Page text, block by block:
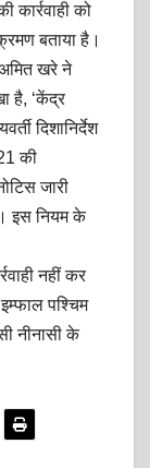
कार्रवाही को
बताया है।
खरे ने
है, ‘केंद्र
दिशानिर्देश
की
जारी
इस नियम के
नहीं कर
पश्चिम
नीनासी के